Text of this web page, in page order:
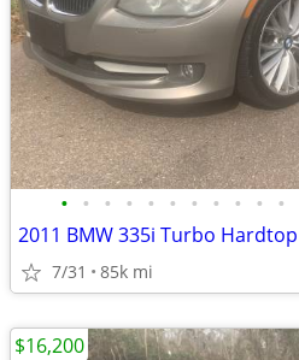
• • • • • • • • • • •
7/31 85k mi
$16,200